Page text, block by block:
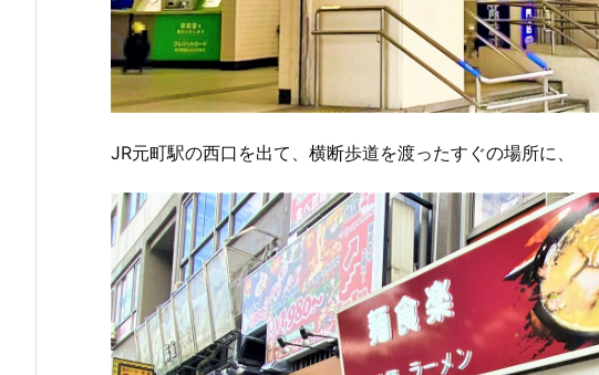
JR元町駅の西口を出て、横断歩道を渡ったすぐの場所に、